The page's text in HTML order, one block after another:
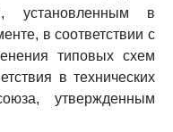
установленным в
в соответствии с
типовых схем
в технических
утвержденным